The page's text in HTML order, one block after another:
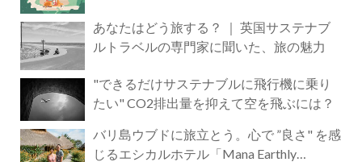
あなたはどう旅する？ ｜ 英国サステナブ
ルトラベルの専門家に聞いた、旅の魅力
"できるだけサステナブルに飛行機に乗り
たい" CO2排出量を抑えて空を飛ぶには？
バリ島ウブドに旅立とう。心で ”良さ" を感
じるエシカルホテル「Mana Earthly